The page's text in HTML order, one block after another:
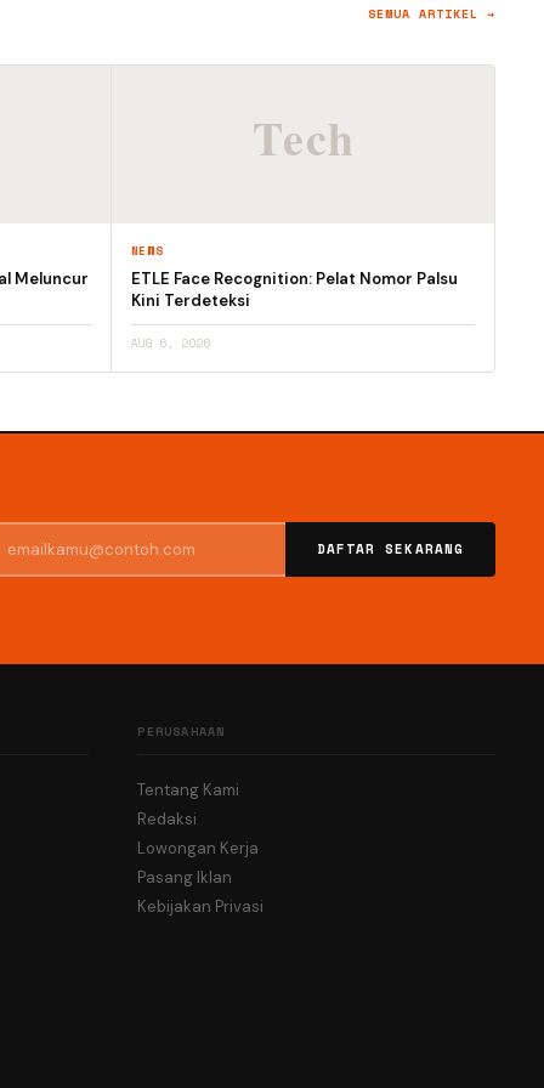
SEMUA ARTIKEL →
Meluncur
NEWS
ETLE Face Recognition: Pelat Nomor Palsu
Kini Terdeteksi
AUG 6, 2026
DAFTAR SEKARANG
PERUSAHAAN
Tentang Kami
Redaksi
Lowongan Kerja
Pasang Iklan
Kebijakan Privasi